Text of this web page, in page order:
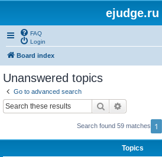
ejudge.ru
FAQ
Login
Board index
Unanswered topics
Go to advanced search
Search
Search found 59 matches 1
Topics